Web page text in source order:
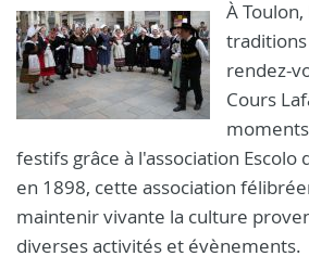
À
rendez-
Cours
festifs grâce à l'association Escolo
en 1898, cette association
maintenir vivante la culture
diverses activités et évènements.